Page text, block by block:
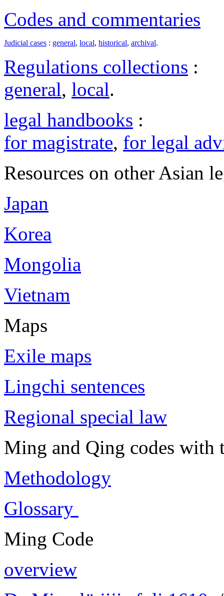
Codes and commentaries
Judicial cases : general, local, historical, archival.
Regulations collections :
general, local.
legal handbooks :
for magistrate, for legal
Resources on other Asian
Japan
Korea
Mongolia
Vietnam
Maps
Exile maps
Lingchi sentences
Regional special law
Ming and Qing codes with
Methodology
Glossary
Ming Code
overview